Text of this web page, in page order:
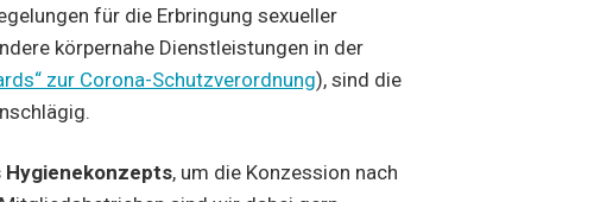
für die Erbringung sexueller
körpernahe Dienstleistungen in der
zur Corona-Schutzverordnung), sind die
Hygienekonzepts, um die Konzession nach